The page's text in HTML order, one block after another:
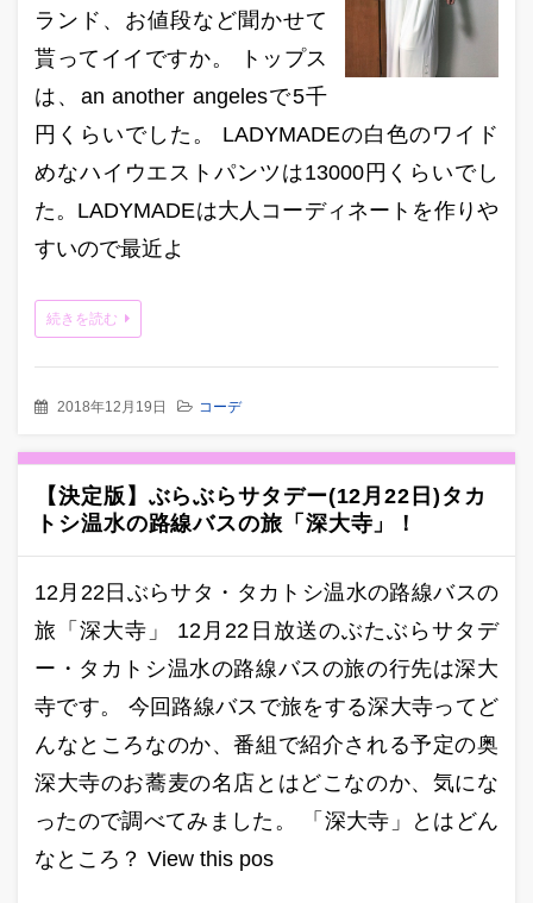
ランド、お値段など聞かせて
貰ってイイですか。 トップス
は、an another angelesで5千
円くらいでした。 LADYMADEの白色のワイド
めなハイウエストパンツは13000円くらいでし
た。LADYMADEは大人コーディネートを作りや
すいので最近よ
続きを読む
2018年12月19日 コーデ
【決定版】ぶらぶらサタデー(12月22日)タカ
トシ温水の路線バスの旅「深大寺」！
12月22日ぶらサタ・タカトシ温水の路線バスの
旅「深大寺」 12月22日放送のぶたぶらサタデ
ー・タカトシ温水の路線バスの旅の行先は深大
寺です。 今回路線バスで旅をする深大寺ってど
んなところなのか、番組で紹介される予定の奥
深大寺のお蕎麦の名店とはどこなのか、気にな
ったので調べてみました。 「深大寺」とはどん
なところ？ View this pos